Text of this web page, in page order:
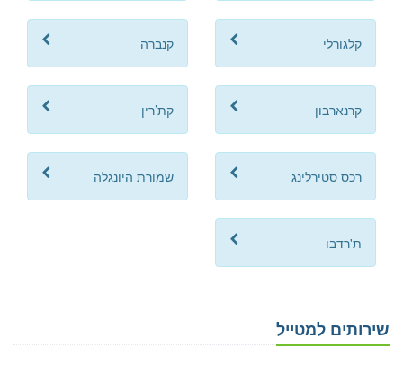
קלגורלי קנברה
קרנארבון קת’רין
רכס סטירלינג שמורת היונגלה
ת'רדבו
שירותים למטייל